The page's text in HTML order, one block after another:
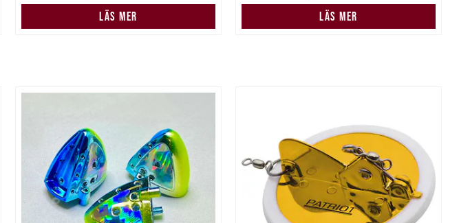
LÄS MER LÄS MER